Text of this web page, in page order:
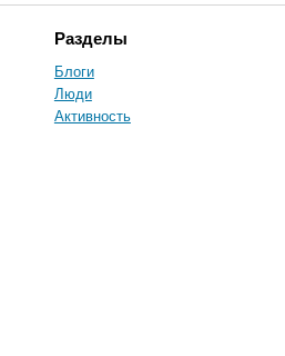
Разделы
Блоги
Люди
Активность